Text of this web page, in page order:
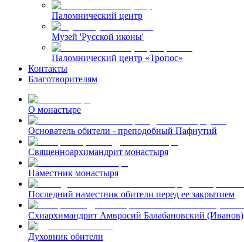
Паломнический центр
Музей 'Русской иконы'
Паломнический центр «Тропос»
Контакты
Благотворителям
О монастыре
Основатель обители - преподобный Пафнутий
Священноархимандрит монастыря
Наместник монастыря
Последний наместник обители перед ее закрытием
Схиархимандрит Амвросий Балабановский (Иванов)
Духовник обители